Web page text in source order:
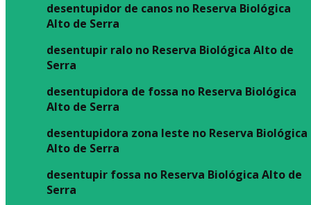
desentupidor de canos no Reserva Biológica
Alto de Serra
desentupir ralo no Reserva Biológica Alto de
Serra
desentupidora de fossa no Reserva Biológica
Alto de Serra
desentupidora zona leste no Reserva Biológica
Alto de Serra
desentupir fossa no Reserva Biológica Alto de
Serra